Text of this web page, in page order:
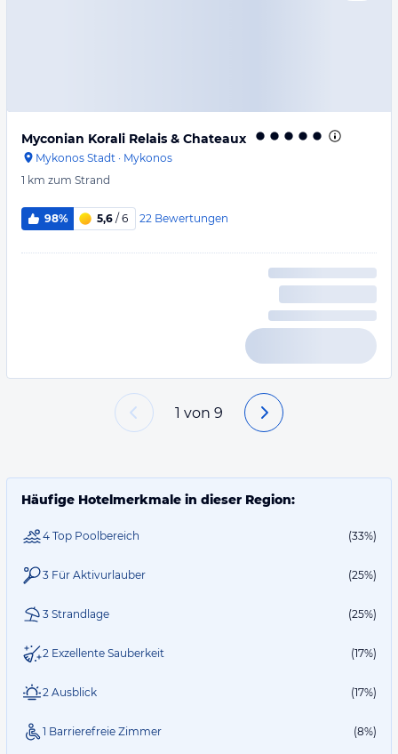
Myconian Korali Relais & Chateaux
Mykonos Stadt · Mykonos
1 km zum Strand
98% 5,6 / 6 22 Bewertungen
1 von 9
Häufige Hotelmerkmale in dieser Region:
4 Top Poolbereich (33%)
3 Für Aktivurlauber (25%)
3 Strandlage (25%)
2 Exzellente Sauberkeit (17%)
2 Ausblick (17%)
1 Barrierefreie Zimmer (8%)